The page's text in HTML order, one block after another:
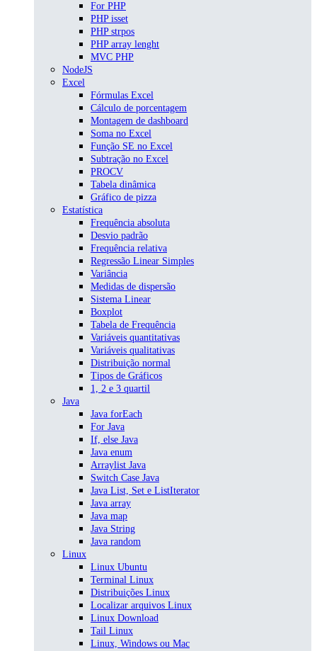
For PHP
PHP isset
PHP strpos
PHP array lenght
MVC PHP
NodeJS
Excel
Fórmulas Excel
Cálculo de porcentagem
Montagem de dashboard
Soma no Excel
Função SE no Excel
Subtração no Excel
PROCV
Tabela dinâmica
Gráfico de pizza
Estatística
Frequência absoluta
Desvio padrão
Frequência relativa
Regressão Linear Simples
Variância
Medidas de dispersão
Sistema Linear
Boxplot
Tabela de Frequência
Variáveis quantitativas
Variáveis qualitativas
Distribuição normal
Tipos de Gráficos
1, 2 e 3 quartil
Java
Java forEach
For Java
If, else Java
Java enum
Arraylist Java
Switch Case Java
Java List, Set e ListIterator
Java array
Java map
Java String
Java random
Linux
Linux Ubuntu
Terminal Linux
Distribuições Linux
Localizar arquivos Linux
Linux Download
Tail Linux
Linux, Windows ou Mac